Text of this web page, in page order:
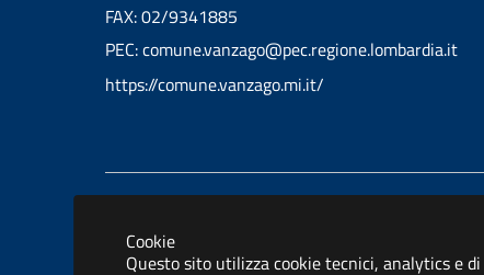
Cookie
Questo sito utilizza cookie tecnici, analytics e
FAX: 02/9341885
PEC: comune.vanzago@pec.regione.lombardia.it
https://comune.vanzago.mi.it/